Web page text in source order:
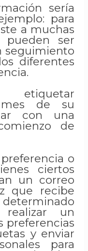
sería
para
a muchas
pueden ser
seguimiento
diferentes
etiquetar
de su
con una
de
o
ciertos
un correo
que recibe
realizar un
preferencias
y enviar
para